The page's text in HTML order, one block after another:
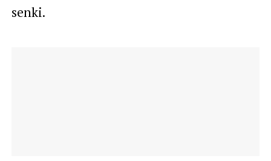
senki.